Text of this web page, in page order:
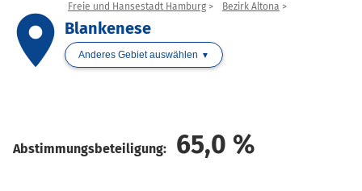
place
Freie und Hansestadt Hamburg Bezirk Altona
Blankenese
Anderes Gebiet auswählen
Abstimmungsbeteiligung: 65,0 %